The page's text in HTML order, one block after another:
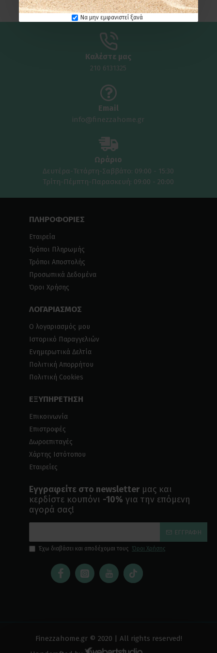
Να μην εμφανιστεί ξανά
Καλέστε μας
210 6131325
Email
info@finezzahome.gr
Ωράριο
Δευτέρα-Τετάρτη-Σαββάτο: 09:00 - 15:30
Τρίτη-Πέμπτη-Παρασκευή: 09:00 - 20:00
ΠΛΗΡΟΦΟΡΙΕΣ
Εταιρεία
Τρόποι Πληρωμής
Τρόποι Αποστολής
Προσωπικά Δεδομένα
Όροι Χρήσης
ΛΟΓΑΡΙΑΣΜΟΣ
Ο λογαριασμός μου
Ιστορικό Παραγγελιών
Ενημερωτικά Δελτία
Πολιτική Απορρήτου
Πολιτική Cookies
ΕΞΥΠΗΡΕΤΗΣΗ
Επικοινωνία
Επιστροφές
Δωροεπιταγές
Χάρτης Ιστότοπου
Εταιρείες
Εγγραφείτε στο newsletter μας και
κερδίστε κουπόνι -10% για την επόμενη
αγορά σας!
ΕΓΓΡΑΦΉ
Έχω διαβάσει και αποδέχομαι τους Όροι Χρήσης
Finezzahome.gr © 2020 | All rights reserved!